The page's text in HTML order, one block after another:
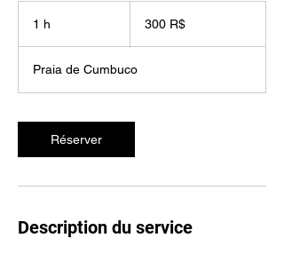
1 h
brésiliens
300 R$
Praia de Cumbuco
Réserver
Description du service